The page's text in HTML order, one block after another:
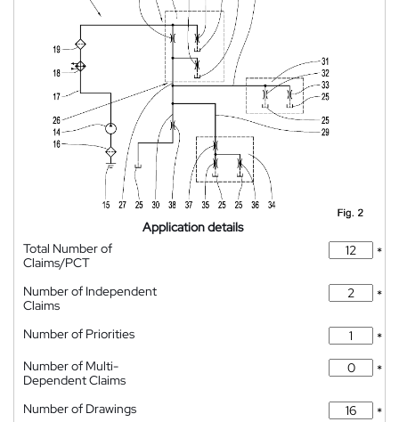
Application details
Total Number of
Claims/PCT
*
Number of Independent
Claims
*
Number of Priorities
*
Number of Multi-
Dependent Claims
*
Number of Drawings
*